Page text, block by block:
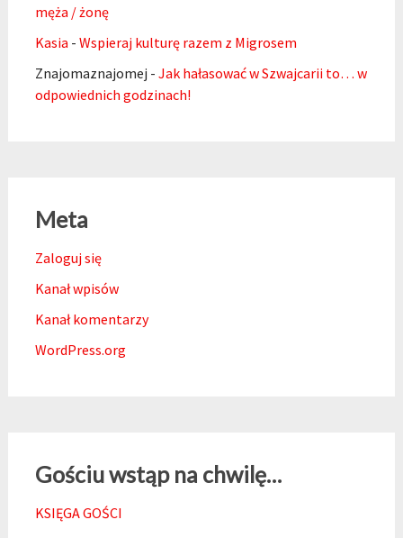
męża / żonę
Kasia - Wspieraj kulturę razem z Migrosem
Znajomaznajomej - Jak hałasować w Szwajcarii to… w
odpowiednich godzinach!
Meta
Zaloguj się
Kanał wpisów
Kanał komentarzy
WordPress.org
Gościu wstąp na chwilę…
KSIĘGA GOŚCI